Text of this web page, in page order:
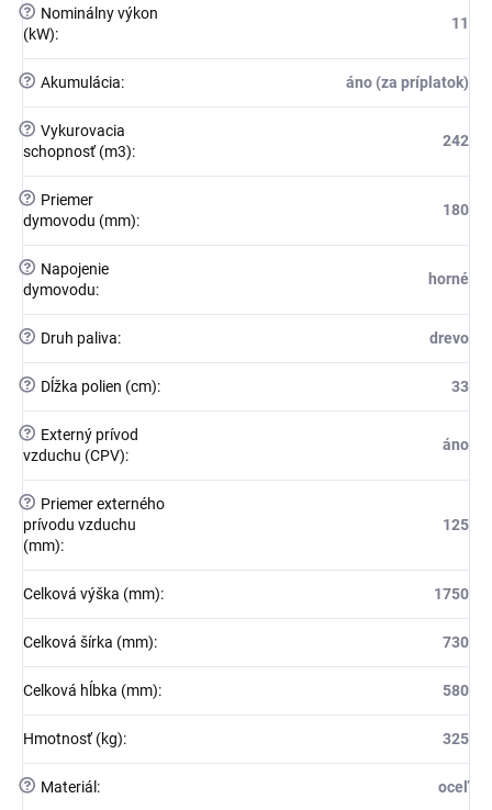
?
Nominálny výkon
(kW):
11
? Akumulácia: áno (za príplatok)
? Vykurovacia
schopnosť (m3):
242
?
Priemer
dymovodu (mm):
180
?
Napojenie
dymovodu:
horné
? Druh paliva: drevo
? Dĺžka polien (cm): 33
?
Externý prívod
vzduchu (CPV):
áno
?
Priemer externého
prívodu vzduchu
(mm):
125
Celková výška (mm): 1750
Celková šírka (mm): 730
Celková hĺbka (mm): 580
Hmotnosť (kg): 325
? Materiál : oceľ